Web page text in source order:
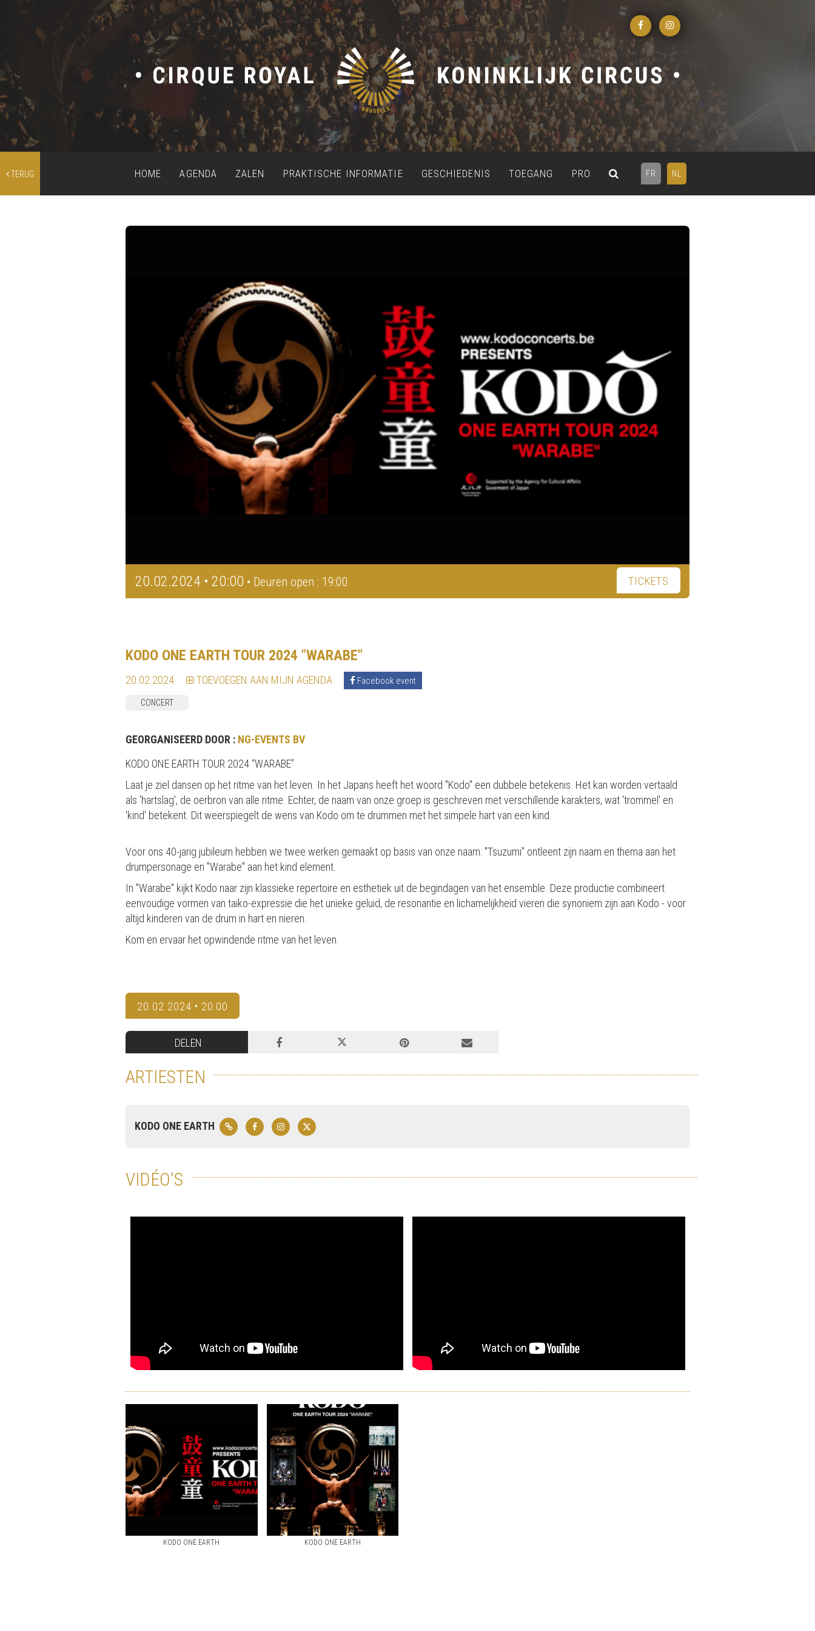
TERUG FR NL
HOME AGENDA ZALEN PRAKTISCHE INFORMATIE GESCHIEDENIS TOEGANG PRO
20.02.2024 • 20:00 • Deuren open : 19:00 TICKETS
KODO ONE EARTH TOUR 2024 "WARABE"
20.02.2024 TOEVOEGEN AAN MIJN AGENDA Facebook event
CONCERT
GEORGANISEERD DOOR : NG-EVENTS BV
KODO ONE EARTH TOUR 2024 “WARABE”
Laat je ziel dansen op het ritme van het leven. In het Japans heeft het woord "Kodo" een dubbele betekenis. Het kan worden vertaald
als 'hartslag', de oerbron van alle ritme. Echter, de naam van onze groep is geschreven met verschillende karakters, wat 'trommel' en
'kind' betekent. Dit weerspiegelt de wens van Kodo om te drummen met het simpele hart van een kind.
Voor ons 40-jarig jubileum hebben we twee werken gemaakt op basis van onze naam: "Tsuzumi" ontleent zijn naam en thema aan het
drumpersonage en "Warabe" aan het kind element.
In "Warabe" kijkt Kodo naar zijn klassieke repertoire en esthetiek uit de begindagen van het ensemble. Deze productie combineert
eenvoudige vormen van taiko-expressie die het unieke geluid, de resonantie en lichamelijkheid vieren die synoniem zijn aan Kodo - voor
altijd kinderen van de drum in hart en nieren.
Kom en ervaar het opwindende ritme van het leven.
20.02.2024 • 20:00
DELEN
ARTIESTEN
KODO ONE EARTH
VIDÉO'S
KODO ONE EARTH KODO ONE EARTH